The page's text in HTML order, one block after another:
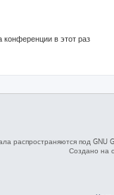
в этот раз
распространяются под GNU
Создано на